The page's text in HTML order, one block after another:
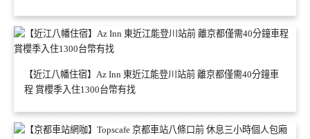
【近江八幡住宿】Az Inn 東近江能登川站前 離京都僅需40分鐘車
程 賞櫻季入住1300台幣有找